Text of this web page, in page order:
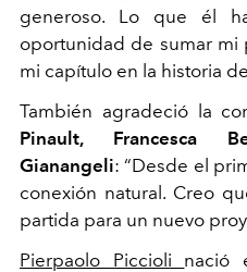
generoso. Lo que él
oportunidad de sumar mi
mi capítulo en la historia
También agradeció la
Pinault,
Francesca
Gianangeli: “Desde el
conexión natural. Creo
partida para un nuevo
Pierpaolo Piccioli nació